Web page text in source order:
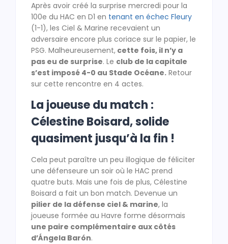
Après avoir créé la surprise mercredi pour la
100e du HAC en D1 en tenant en échec Fleury
(1-1), les Ciel & Marine recevaient un
adversaire encore plus coriace sur le papier, le
PSG. Malheureusement, cette fois, il n’y a
pas eu de surprise. Le club de la capitale
s’est imposé 4-0 au Stade Océane. Retour
sur cette rencontre en 4 actes.
La joueuse du match :
Célestine Boisard, solide
quasiment jusqu’à la fin !
Cela peut paraître un peu illogique de féliciter
une défenseure un soir où le HAC prend
quatre buts. Mais une fois de plus, Célestine
Boisard a fait un bon match. Devenue un
pilier de la défense ciel & marine, la
joueuse formée au Havre forme désormais
une paire complémentaire aux côtés
d’Ángela Barón.